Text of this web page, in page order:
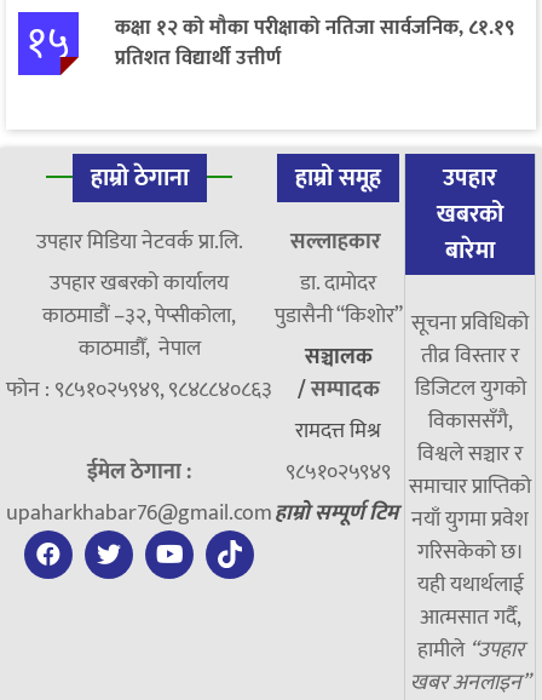
१५
कक्षा १२ को मौका परीक्षाको नतिजा सार्वजनिक, ८१.१९
प्रतिशत विद्यार्थी उत्तीर्ण
हाम्रो ठेगाना
उपहार मिडिया नेटवर्क प्रा.लि.
उपहार खबरको कार्यालय
काठमाडौं –३२, पेप्सीकोला,
काठमाडौँ, नेपाल
फोन : ९८५१०२५९४९, ९८४८८४०८६३
ईमेल ठेगाना :
upaharkhabar76@gmail.com
हाम्रो समूह
सल्लाहकार
डा. दामाेदर
पुडासैनी “किशाेर”
सञ्चालक
/सम्पादक
रामदत्त मिश्र
९८५१०२५९४९
हाम्रो सम्पूर्ण टिम
उपहार
खबरको
बारेमा
सूचना प्रविधिको
तीव्र विस्तार र
डिजिटल युगको
विकाससँगै,
विश्वले सञ्चार र
समाचार प्राप्तिको
नयाँ युगमा प्रवेश
गरिसकेको छ।
यही यथार्थलाई
आत्मसात गर्दै,
हामीले “उपहार
खबर अनलाइन”